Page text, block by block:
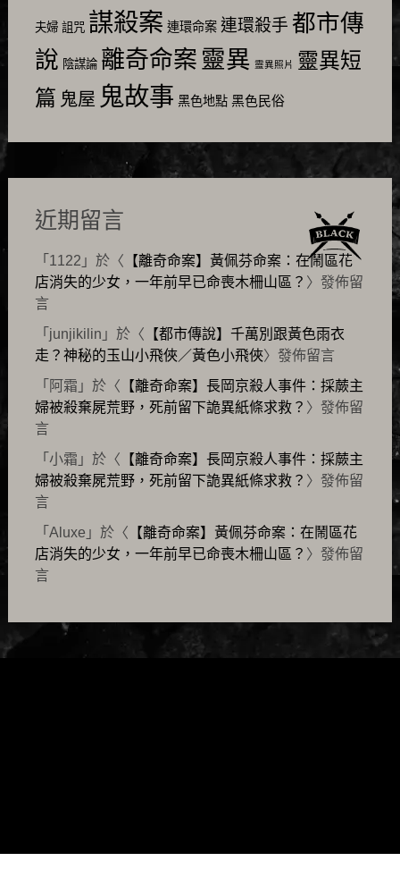
夫婦 詛咒 謀殺案 連環命案 連環殺手 都市傳
說 陰謀論 離奇命案 靈異 靈異照片 靈異短
篇 鬼屋 鬼故事 黑色地點 黑色民俗
近期留言
「 1122 」於〈 【離奇命案】黃佩芬命案：在鬧區花
店消失的少女，一年前早已命喪木柵山區？ 〉發佈留
言
「 junjikilin 」於〈 【都市傳說】千萬別跟黃色雨衣
走？神秘的玉山小飛俠／黃色小飛俠〉發佈留言
「 阿霜 」於〈 【離奇命案】長岡京殺人事件：採蕨主
婦被殺棄屍荒野，死前留下詭異紙條求救？ 〉發佈留
言
「 小霜 」於〈 【離奇命案】長岡京殺人事件：採蕨主
婦被殺棄屍荒野，死前留下詭異紙條求救？ 〉發佈留
言
「 Aluxe 」於〈 【離奇命案】黃佩芬命案：在鬧區花
店消失的少女，一年前早已命喪木柵山區？ 〉發佈留
言